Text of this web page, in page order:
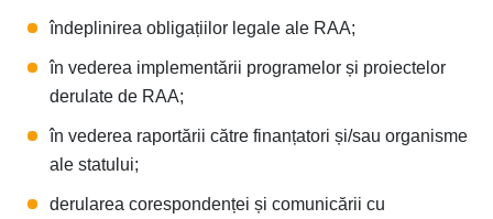
îndeplinirea obligațiilor legale ale RAA;
în vederea implementării programelor și proiectelor
derulate de RAA;
în vederea raportării către finanțatori și/sau organisme
ale statului;
derularea corespondenței și comunicării cu